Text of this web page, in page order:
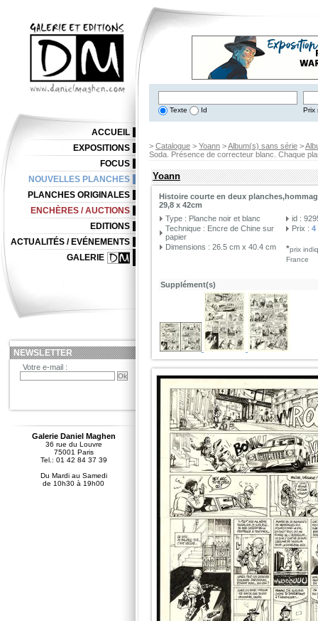
Texte Id Prix
> Catalogue > Yoann >Album(s) sans série >
Soda. Présence de correcteur blanc. Chaque
Yoann
Histoire courte en deux
29,8 x 42cm
Type : Planche noir et blanc
Technique : Encre de Chine sur
papier
Dimensions : 26.5 cm x 40.4 cm
id :
Prix :4
*prix
France
Supplément(s)
ACCUEIL
EXPOSITIONS
FOCUS
NOUVELLES PLANCHES
PLANCHES ORIGINALES
ENCHÈRES / AUCTIONS
EDITIONS
ACTUALITÉS / EVÉNEMENTS
GALERIE
NEWSLETTER
Votre e-mail :
Galerie Daniel Maghen
36 rue du Louvre
75001 Paris
Tel.: 01 42 84 37 39
Du Mardi au Samedi
de 10h30 à 19h00